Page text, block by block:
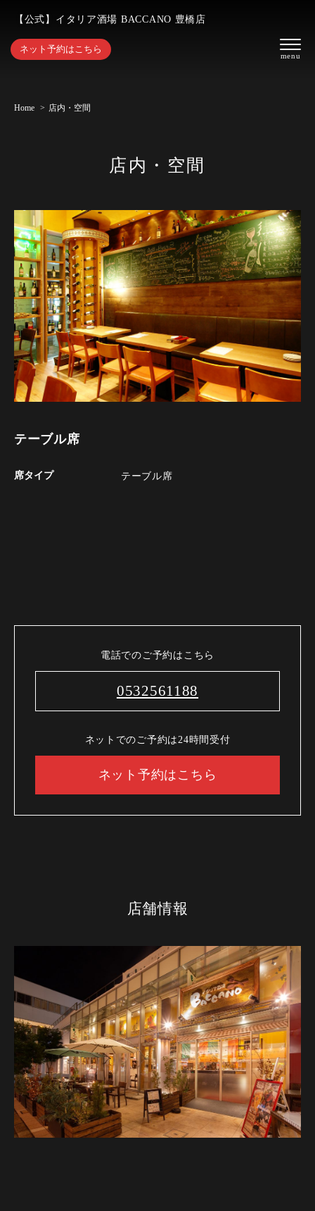
【公式】イタリア酒場 BACCANO 豊橋店
ネット予約はこちら
Home 店内・空間
店内・空間
テーブル席
席タイプ テーブル席
電話でのご予約はこちら
0532561188
ネットでのご予約は24時間受付
ネット予約はこちら
店舗情報